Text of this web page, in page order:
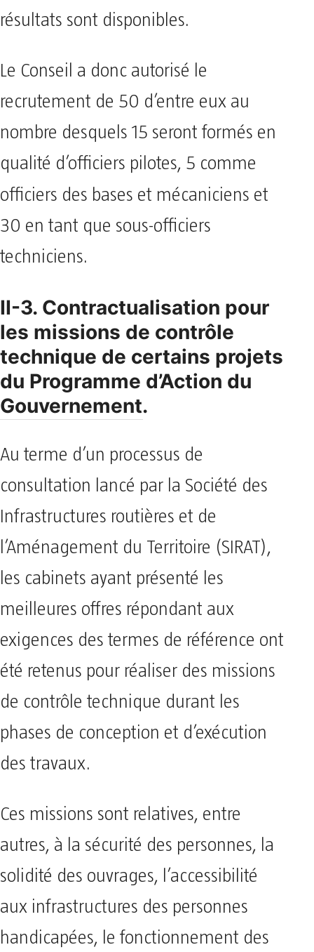
résultats sont disponibles.
Le Conseil a donc autorisé le
recrutement de 50 d’entre eux au
nombre desquels 15 seront formés en
qualité d’officiers pilotes, 5 comme
officiers des bases et mécaniciens et
30 en tant que sous-officiers
techniciens.
II-3. Contractualisation pour
les missions de contrôle
technique de certains projets
du Programme d’Action du
Gouvernement.
Au terme d’un processus de
consultation lancé par la Société des
Infrastructures routières et de
l’Aménagement du Territoire (SIRAT),
les cabinets ayant présenté les
meilleures offres répondant aux
exigences des termes de référence ont
été retenus pour réaliser des missions
de contrôle technique durant les
phases de conception et d’exécution
des travaux.
Ces missions sont relatives, entre
autres, à la sécurité des personnes, la
solidité des ouvrages, l’accessibilité
aux infrastructures des personnes
handicapées, le fonctionnement des